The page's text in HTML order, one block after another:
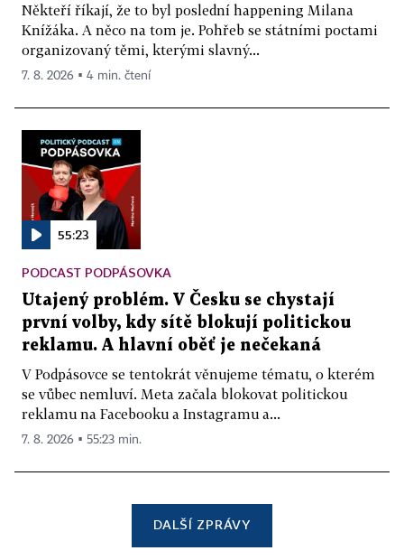
Někteří říkají, že to byl poslední happening Milana
Knížáka. A něco na tom je. Pohřeb se státními poctami
organizovaný těmi, kterými slavný...
7. 8. 2026 ▪ 4 min. čtení
55:23
PODCAST PODPÁSOVKA
Utajený problém. V Česku se chystají
první volby, kdy sítě blokují politickou
reklamu. A hlavní oběť je nečekaná
V Podpásovce se tentokrát věnujeme tématu, o kterém
se vůbec nemluví. Meta začala blokovat politickou
reklamu na Facebooku a Instagramu a...
7. 8. 2026 ▪ 55:23 min.
DALŠÍ ZPRÁVY